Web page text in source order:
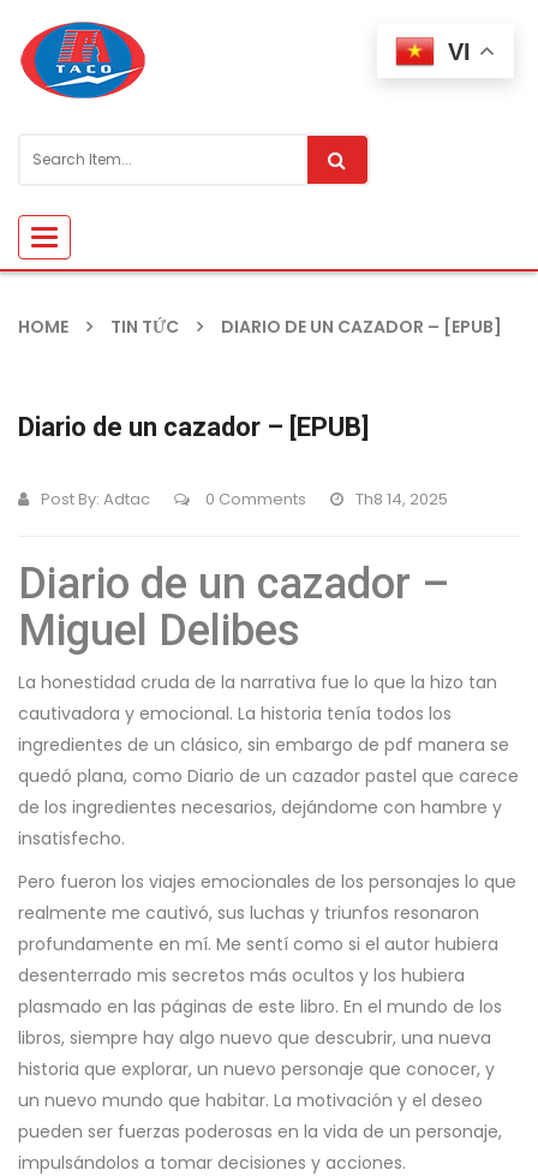
Toggle
navigation
HOME TIN TỨC DIARIO DE UN CAZADOR – [EPUB]
Diario de un cazador – [EPUB]
Post By: Adtac 0 Comments Th8 14, 2025
Diario de un cazador –
Miguel Delibes
La honestidad cruda de la narrativa fue lo que la hizo tan
cautivadora y emocional. La historia tenía todos los
ingredientes de un clásico, sin embargo de pdf manera se
quedó plana, como Diario de un cazador pastel que carece
de los ingredientes necesarios, dejándome con hambre y
insatisfecho.
Pero fueron los viajes emocionales de los personajes lo que
realmente me cautivó, sus luchas y triunfos resonaron
profundamente en mí. Me sentí como si el autor hubiera
desenterrado mis secretos más ocultos y los hubiera
plasmado en las páginas de este libro. En el mundo de los
libros, siempre hay algo nuevo que descubrir, una nueva
historia que explorar, un nuevo personaje que conocer, y
un nuevo mundo que habitar. La motivación y el deseo
pueden ser fuerzas poderosas en la vida de un personaje,
impulsándolos a tomar decisiones y acciones.
VI